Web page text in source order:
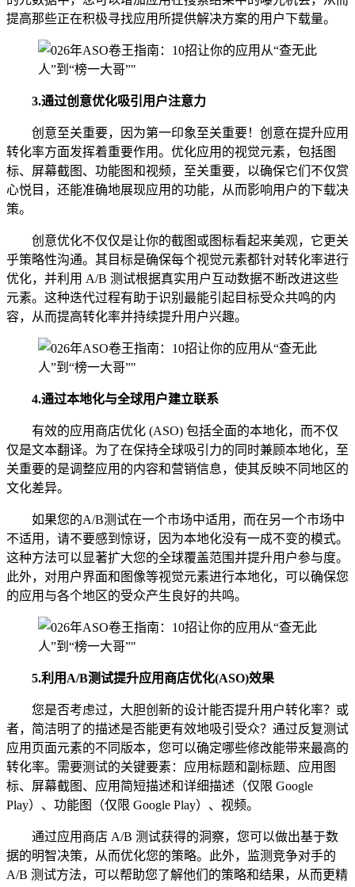
提高那些正在积极寻找应用所提供解决方案的用户下载量。
3.通过创意优化吸引用户注意力
创意至关重要，因为第一印象至关重要！创意在提升应用
转化率方面发挥着重要作用。优化应用的视觉元素，包括图
标、屏幕截图、功能图和视频，至关重要，以确保它们不仅赏
心悦目，还能准确地展现应用的功能，从而影响用户的下载决
策。
创意优化不仅仅是让你的截图或图标看起来美观，它更关
乎策略性沟通。其目标是确保每个视觉元素都针对转化率进行
优化，并利用 A/B 测试根据真实用户互动数据不断改进这些
元素。这种迭代过程有助于识别最能引起目标受众共鸣的内
容，从而提高转化率并持续提升用户兴趣。
4.通过本地化与全球用户建立联系
有效的应用商店优化 (ASO) 包括全面的本地化，而不仅
仅是文本翻译。为了在保持全球吸引力的同时兼顾本地化，至
关重要的是调整应用的内容和营销信息，使其反映不同地区的
文化差异。
如果您的A/B测试在一个市场中适用，而在另一个市场中
不适用，请不要感到惊讶，因为本地化没有一成不变的模式。
这种方法可以显著扩大您的全球覆盖范围并提升用户参与度。
此外，对用户界面和图像等视觉元素进行本地化，可以确保您
的应用与各个地区的受众产生良好的共鸣。
5.利用A/B测试提升应用商店优化(ASO)效果
您是否考虑过，大胆创新的设计能否提升用户转化率？或
者，简洁明了的描述是否能更有效地吸引受众？通过反复测试
应用页面元素的不同版本，您可以确定哪些修改能带来最高的
转化率。需要测试的关键要素：应用标题和副标题、应用图
标、屏幕截图、应用简短描述和详细描述（仅限 Google
Play）、功能图（仅限 Google Play）、视频。
通过应用商店 A/B 测试获得的洞察，您可以做出基于数
据的明智决策，从而优化您的策略。此外，监测竞争对手的
A/B 测试方法，可以帮助您了解他们的策略和结果，从而更精